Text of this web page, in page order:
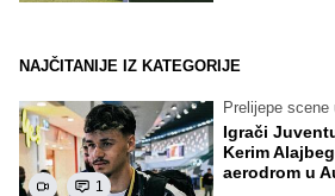
NAJČITANIJE IZ KATEGORIJE
1
Prelijepe scene
Igrači
Kerim
aerodrom u